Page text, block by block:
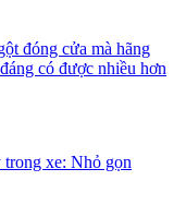
đóng cửa mà hãng
có được nhiều hơn
trong xe: Nhỏ gọn